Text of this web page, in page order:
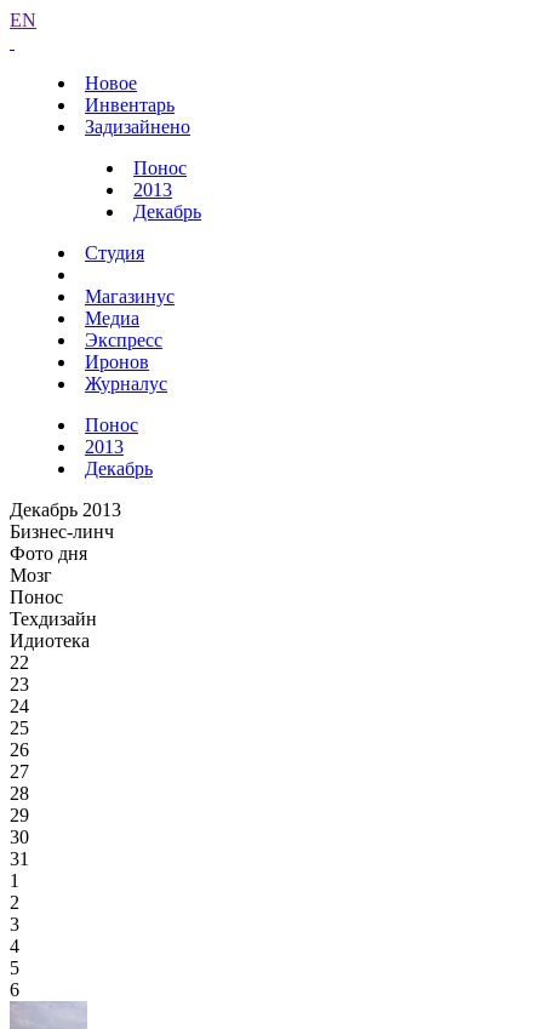
EN
Новое
Инвентарь
Задизайнено
Понос
2013
Декабрь
Студия
Магазинус
Медиа
Экспресс
Иронов
Журналус
Понос
2013
Декабрь
Декабрь 2013
Бизнес-линч
Фото дня
Мозг
Понос
Техдизайн
Идиотека
22
23
24
25
26
27
28
29
30
31
1
2
3
4
5
6